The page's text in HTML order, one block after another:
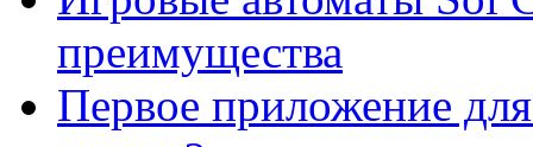
преимущества
Первое приложение